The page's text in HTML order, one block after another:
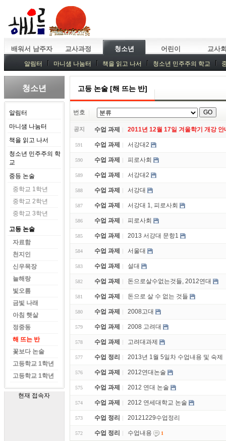
배워서 남주자 교사과정 청소년 어린이 교사
알림터 마니샘 나눔터 책을 읽고 나서 청소년 민주주의 학교
청소년
알림터
마니샘 나눔터
책을 읽고 나서
청소년 민주주의 학
교
중등 논술
중학교 1학년
중학교 2학년
중학교 3학년
고등 논술
자료함
천지인
신우목장
늘해랑
빛오름
금빛 나래
아침 햇살
정중동
해 뜨는 반
꽃보다 논술
고등학교 1학년
고등학교 1학년
현재 접속자
고등 논술 [해 뜨는 반]
번호
공지 수업 과제 2011년 12월 17일 겨울학기 개강 안
591 수업 과제 서강대2
590 수업 과제 피로사회
589 수업 과제 서강대2
588 수업 과제 서강대
587 수업 과제 서강대 1, 피로사회
586 수업 과제 피로사회
585 수업 과제 2013 서강대 문항1
584 수업 과제 서울대
583 수업 과제 설대
582 수업 과제 돈으로살수없는것들, 2012연대
581 수업 과제 돈으로 살 수 없는 것들
580 수업 과제 2008고대
579 수업 과제 2008 고려대
578 수업 과제 고려대과제
577 수업 정리 2013년 1월 5일차 수업내용 및 숙제
576 수업 과제 2012연대논술
575 수업 과제 2012 연대 논술
574 수업 과제 2012 연세대학교 논술
573 수업 정리 20121229수업정리
572 수업 정리 수업내용 1